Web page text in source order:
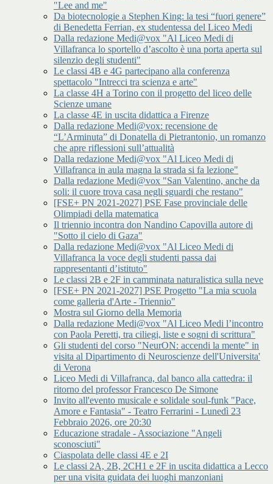
"Lee and me"
Da biotecnologie a Stephen King: la tesi “fuori genere”
di Benedetta Ferrian, ex studentessa del Liceo Medi
Dalla redazione Medi@vox "Al Liceo Medi di
Villafranca lo sportello d’ascolto è una porta aperta sul
silenzio degli studenti"
Le classi 4B e 4G partecipano alla conferenza
spettacolo "Intrecci tra scienza e arte"
La classe 4H a Torino con il progetto del liceo delle
Scienze umane
La classe 4E in uscita didattica a Firenze
Dalla redazione Medi@vox: recensione de
“L’Arminuta” di Donatella di Pietrantonio, un romanzo
che apre riflessioni sull’attualità
Dalla redazione Medi@vox "Al Liceo Medi di
Villafranca in aula magna la strada si fa lezione"
Dalla redazione Medi@vox "San Valentino, anche da
soli: il cuore trova casa negli sguardi che restano"
[FSE+ PN 2021-2027] PSE Fase provinciale delle
Olimpiadi della matematica
Il triennio incontra don Nandino Capovilla autore di
"Sotto il cielo di Gaza"
Dalla redazione Medi@vox "Al Liceo Medi di
Villafranca la voce degli studenti passa dai
rappresentanti d’istituto"
Le classi 2B e 2F in camminata naturalistica sulla neve
[FSE+ PN 2021-2027] PSE Progetto "La mia scuola
come galleria d'Arte - Triennio"
Mostra sul Giorno della Memoria
Dalla redazione Medi@vox "Al Liceo Medi l’incontro
con Paola Peretti, tra ciliegi, liste e sogni di scrittura"
Gli studenti del corso "NeurON: accendi la mente" in
visita al Dipartimento di Neuroscienze dell'Universita'
di Verona
Liceo Medi di Villafranca, dal banco alla cattedra: il
ritorno del professor Francesco De Simone
Invito all'evento musicale e solidale soul-funk "Pace,
Amore e Fantasia" - Teatro Ferrarini - Lunedì 23
Febbraio 2026, ore 20:30
Educazione stradale - Associazione "Angeli
sconosciuti"
Ciaspolata delle classi 4E e 2I
Le classi 2A, 2B, 2CH1 e 2F in uscita didattica a Lecco
per una visita guidata dei luoghi manzoniani